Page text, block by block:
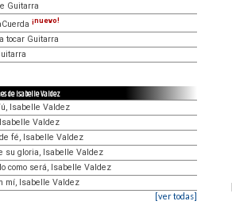
Guitarra
¡nuevo!
tocar Guitarra
de Isabelle Valdez
Isabelle Valdez
Valdez
fé, Isabelle Valdez
su gloria, Isabelle Valdez
como será, Isabelle Valdez
mí, Isabelle Valdez
[ver todas]